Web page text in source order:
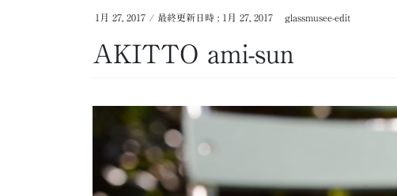
1月 27, 2017 / 最終更新日時 : 1月 27, 2017 glassmusee-edit
AKITTO ami-sun